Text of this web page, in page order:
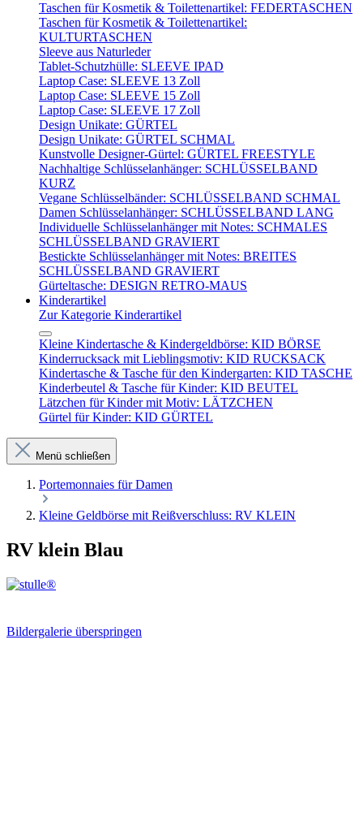
Taschen für Kosmetik & Toilettenartikel: FEDERTASCHEN
Taschen für Kosmetik & Toilettenartikel:
KULTURTASCHEN
Sleeve aus Naturleder
Tablet-Schutzhülle: SLEEVE IPAD
Laptop Case: SLEEVE 13 Zoll
Laptop Case: SLEEVE 15 Zoll
Laptop Case: SLEEVE 17 Zoll
Design Unikate: GÜRTEL
Design Unikate: GÜRTEL SCHMAL
Kunstvolle Designer-Gürtel: GÜRTEL FREESTYLE
Nachhaltige Schlüsselanhänger: SCHLÜSSELBAND
KURZ
Vegane Schlüsselbänder: SCHLÜSSELBAND SCHMAL
Damen Schlüsselanhänger: SCHLÜSSELBAND LANG
Individuelle Schlüsselanhänger mit Notes: SCHMALES
SCHLÜSSELBAND GRAVIERT
Bestickte Schlüsselanhänger mit Notes: BREITES
SCHLÜSSELBAND GRAVIERT
Gürteltasche: DESIGN RETRO-MAUS
Kinderartikel
Zur Kategorie Kinderartikel
Kleine Kindertasche & Kindergeldbörse: KID BÖRSE
Kinderrucksack mit Lieblingsmotiv: KID RUCKSACK
Kindertasche & Tasche für den Kindergarten: KID TASCHE
Kinderbeutel & Tasche für Kinder: KID BEUTEL
Lätzchen für Kinder mit Motiv: LÄTZCHEN
Gürtel für Kinder: KID GÜRTEL
Menü schließen
Portemonnaies für Damen
Kleine Geldbörse mit Reißverschluss: RV KLEIN
RV klein Blau
Bildergalerie überspringen